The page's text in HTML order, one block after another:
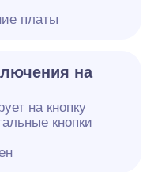
платы
на
на кнопку
кнопки